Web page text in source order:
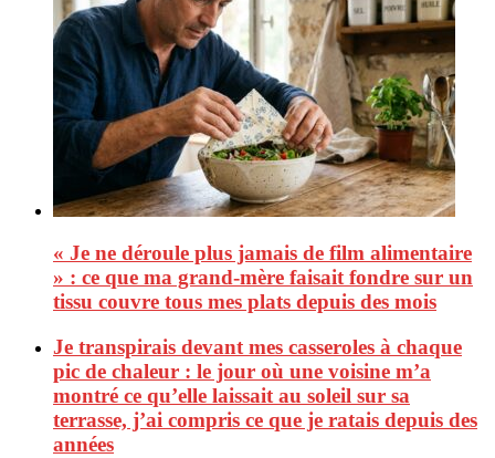
« Je ne déroule plus jamais de film alimentaire
» : ce que ma grand-mère faisait fondre sur un
tissu couvre tous mes plats depuis des mois
Je transpirais devant mes casseroles à chaque
pic de chaleur : le jour où une voisine m’a
montré ce qu’elle laissait au soleil sur sa
terrasse, j’ai compris ce que je ratais depuis des
années